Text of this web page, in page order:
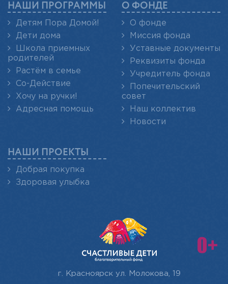
НАШИ ПРОГРАММЫ
Детям Пора Домой!
Дети дома
Школа приемных
родителей
Растём в семье
Со-Действие
Хочу на ручки!
Адресная помощь
О ФОНДЕ
О фонде
Миссия фонда
Уставные документы
Реквизиты фонда
Учредитель фонда
Попечительский
совет
Наш коллектив
Новости
НАШИ ПРОЕКТЫ
Добрая покупка
Здоровая улыбка
г. Красноярск ул. Молокова, 19